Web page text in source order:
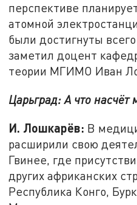
перспективе
атомной
были достигнуты
заметил доцент
теории МГИМО Иван
Царьград: А что
И. Лошкарёв: В
расширили свою
Гвинее, где
других африканских
Республика Конго,